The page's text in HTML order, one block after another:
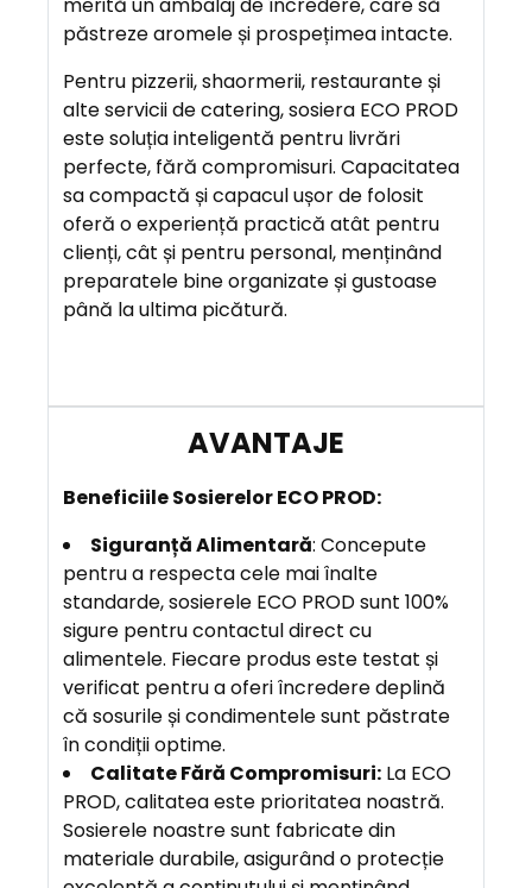
A
N
T
A
J
E
păstreze aromele și prospețimea intacte.
Pentru pizzerii, shaormerii, restaurante și
alte servicii de catering, sosiera ECO PROD
este soluția inteligentă pentru livrări
perfecte, fără compromisuri. Capacitatea
sa compactă și capacul ușor de folosit
oferă o experiență practică atât pentru
clienți, cât și pentru personal, menținând
preparatele bine organizate și gustoase
până la ultima picătură.
BeneficiileSosierelor ECO PROD:
Siguranță Alimentară: Concepute
pentru a respecta cele mai înalte
standarde, sosierele ECO PROD sunt 100%
sigure pentru contactul direct cu
alimentele. Fiecare produs este testat și
verificat pentru a oferi încredere deplină
că sosurile și condimentele sunt păstrate
în condiții optime.
Calitate Fără Compromisuri: La ECO
PROD, calitatea este prioritatea noastră.
Sosierele noastre sunt fabricate din
materiale durabile, asigurând o protecție